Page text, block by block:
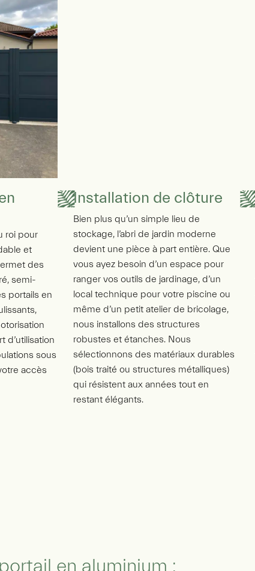
roi pour
et
des
semi-
portails en
d’utilisation
sous
accès
Installation de clôture
Bien plus qu’un simple lieu de
stockage, l’abri de jardin moderne
devient une pièce à part entière. Que
vous ayez besoin d’un espace pour
ranger vos outils de jardinage, d’un
local technique pour votre piscine ou
même d’un petit atelier de bricolage,
nous installons des structures
robustes et étanches. Nous
sélectionnons des matériaux durables
(bois traité ou structures métalliques)
qui résistent aux années tout en
restant élégants.
en aluminium :